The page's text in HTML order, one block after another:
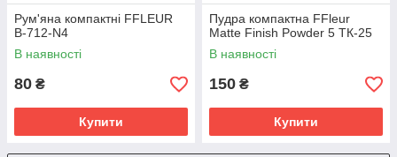
Рум'яна компактні FFLEUR
B-712-N4
В наявності
80 ₴
Купити
Пудра компактна FFleur
Matte Finish Powder 5 ТК-25
В наявності
150 ₴
Купити